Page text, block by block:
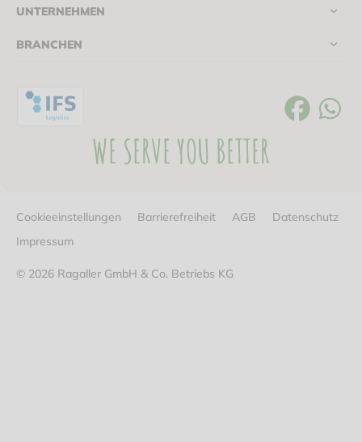
UNTERNEHMEN
BRANCHEN
WE SERVE YOU BETTER
© 2026 Ragaller GmbH & Co. Betriebs KG
Cookieeinstellungen Barrierefreiheit AGB
Datenschutz
Impressum